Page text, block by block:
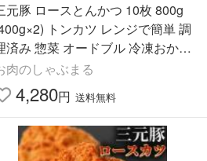
元豚 ロースとんかつ 10枚 800g
トンカツ レンジで簡単 調
済み 惣菜 オードブル 冷凍おかず
当 お得用 ＊当日発送 爆買
肉のしゃぶまる
4,280円 送料無料